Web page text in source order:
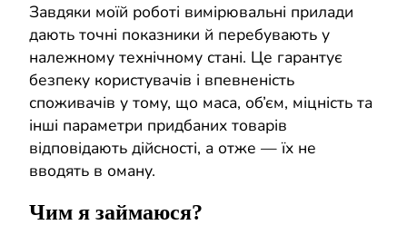
Завдяки моїй роботі вимірювальні прилади
дають точні показники й перебувають у
належному технічному стані. Це гарантує
безпеку користувачів і впевненість
споживачів у тому, що маса, об’єм, міцність та
інші параметри придбаних товарів
відповідають дійсності, а отже — їх не
вводять в оману.
Чим я займаюся?